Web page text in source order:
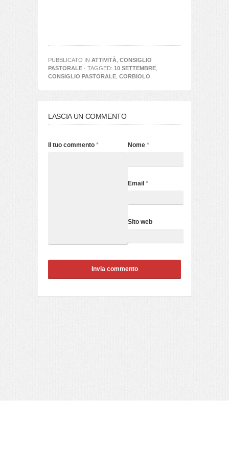
PUBBLICATO IN ATTIVITÀ, CONSIGLIO
PASTORALE · TAGGED: 10 SETTEMBRE,
CONSIGLIO PASTORALE, CORBIOLO
LASCIA UN COMMENTO
Nome*
Email*
Sito web
Il tuo commento *